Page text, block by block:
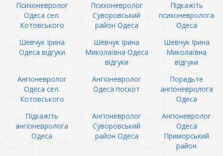
Психоневролог
Одеса сел.
Котовського
Психоневролог
Суворовський
район Одеса
Підкажіть
психоневролога
Одеса
Шевчук Ірина
Одеса відгуки
Шевчук Ірина
Миколаївна Одеса
відгуки
Шевчук Ірина
Миколаївна
відгуки
Ангіоневролог
Одеса сел.
Котовського
Ангіоневролог
Одеса поскот
Порадьте
ангіоневролога
Одеса
Підкажіть
ангіоневролога
Одеса
Ангіоневролог
Суворовський
район Одеса
Ангіоневролог
Одеса
Приморський
район